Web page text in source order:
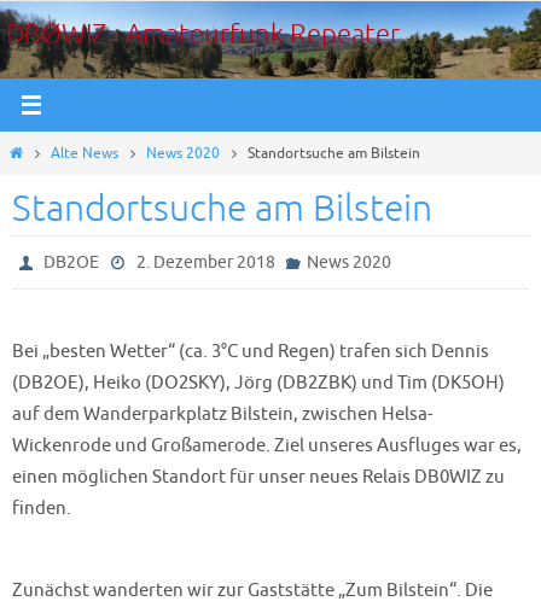
Zum
Inhalt
springen
DBØWIZ - Amateurfunk Repeater
StartAlte News News 2020 Standortsuche am Bilstein
Standortsuche am Bilstein
DB2OE 2. Dezember 2018 News 2020
Bei „besten Wetter“ (ca. 3°C und Regen) trafen sich Dennis
(DB2OE), Heiko (DO2SKY), Jörg (DB2ZBK) und Tim (DK5OH)
auf dem Wanderparkplatz Bilstein, zwischen Helsa-
Wickenrode und Großamerode. Ziel unseres Ausfluges war es,
einen möglichen Standort für unser neues Relais DB0WIZ zu
finden.
Zunächst wanderten wir zur Gaststätte „Zum Bilstein“. Die